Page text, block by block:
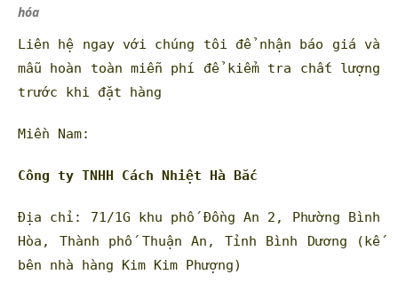
hóa
Liên hệ ngay với chúng tôi để nhận báo giá và
mẫu hoàn toàn miễn phí để kiểm tra chất lượng
trước khi đặt hàng
Miền Nam:
Công ty TNHH Cách Nhiệt Hà Bắc
Địa chỉ: 71/1G khu phố Đồng An 2, Phường Bình
Hòa, Thành phố Thuận An, Tỉnh Bình Dương (kế
bên nhà hàng Kim Kim Phượng)